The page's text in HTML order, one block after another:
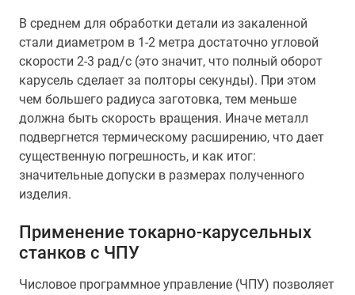
В среднем для обработки детали из закаленной
стали диаметром в 1-2 метра достаточно угловой
скорости 2-3 рад/с (это значит, что полный оборот
карусель сделает за полторы секунды). При этом
чем большего радиуса заготовка, тем меньше
должна быть скорость вращения. Иначе металл
подвергнется термическому расширению, что дает
существенную погрешность, и как итог:
значительные допуски в размерах полученного
изделия.
Применение токарно-карусельных
станков с ЧПУ
Числовое программное управление (ЧПУ) позволяет